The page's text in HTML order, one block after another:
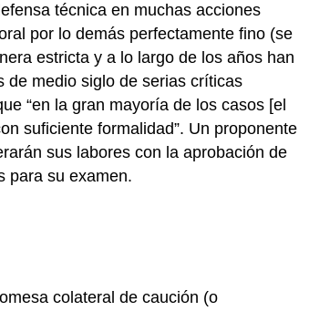
técnica en muchas acciones
por lo demás perfectamente fino (se
estricta y a lo largo de los años han
de medio siglo de serias críticas
“en la gran mayoría de los casos [el
suficiente formalidad”. Un proponente
sus labores con la aprobación de
para su examen.
colateral de caución (o